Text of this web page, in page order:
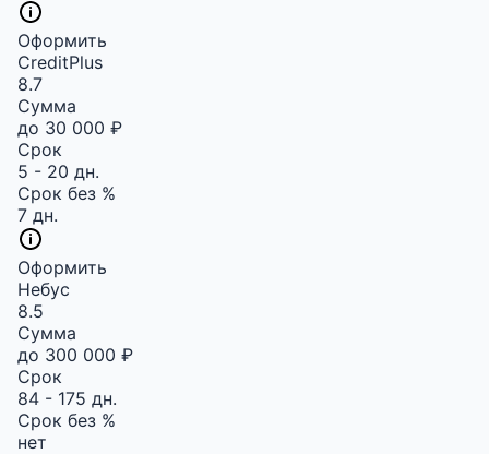
Оформить
CreditPlus
8.7
Сумма
до 30 000 ₽
Срок
5 - 20 дн.
Срок без %
7 дн.
Оформить
Небус
8.5
Сумма
до 300 000 ₽
Срок
84 - 175 дн.
Срок без %
нет